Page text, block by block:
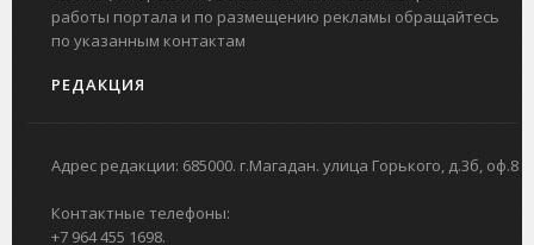
работы портала и по размещению рекламы обращайтесь
по указанным контактам
РЕДАКЦИЯ
Адрес редакции: 685000. г.Магадан. улица Горького, д.3б, оф.8
Контактные телефоны:
+7 964 455 1698.